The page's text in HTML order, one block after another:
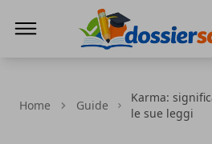
Home Guide
Karma:
le sue leggi